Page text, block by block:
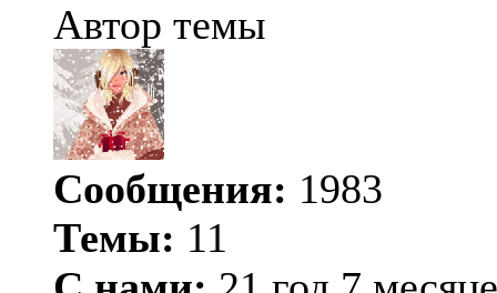
Автор темы
Сообщения: 1983
Темы: 11